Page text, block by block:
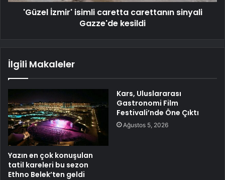
'Güzel İzmir' isimli caretta carettanın sinyali
Gazze'de kesildi
İlgili Makaleler
Yazın en çok konuşulan
tatil kareleri bu sezon
Ethno Belek’ten geldi
Kars, Uluslararası
Gastronomi Film
Festivali’nde Öne Çıktı
Ağustos 5, 2026